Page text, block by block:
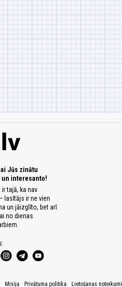
Jūs zinātu
interesanto!
tajā, ka nav
lasītājs ir ne vien
un jāizglīto, bet arī
no dienas
Misija Privātuma politika Lietošanas noteikumi